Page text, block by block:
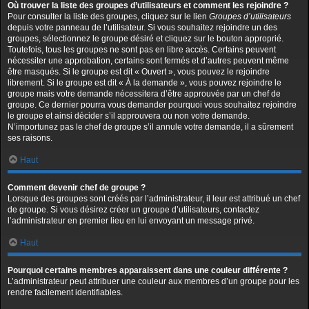
Où trouver la liste des groupes d’utilisateurs et comment les rejoindre ?
Pour consulter la liste des groupes, cliquez sur le lien Groupes d’utilisateurs
depuis votre panneau de l’utilisateur. Si vous souhaitez rejoindre un des
groupes, sélectionnez le groupe désiré et cliquez sur le bouton approprié.
Toutefois, tous les groupes ne sont pas en libre accès. Certains peuvent
nécessiter une approbation, certains sont fermés et d’autres peuvent même
être masqués. Si le groupe est dit « Ouvert », vous pouvez le rejoindre
librement. Si le groupe est dit « À la demande », vous pouvez rejoindre le
groupe mais votre demande nécessitera d’être approuvée par un chef de
groupe. Ce dernier pourra vous demander pourquoi vous souhaitez rejoindre
le groupe et ainsi décider s’il approuvera ou non votre demande.
N’importunez pas le chef de groupe s’il annule votre demande, il a sûrement
ses raisons.
Haut
Comment devenir chef de groupe ?
Lorsque des groupes sont créés par l’administrateur, il leur est attribué un chef
de groupe. Si vous désirez créer un groupe d’utilisateurs, contactez
l’administrateur en premier lieu en lui envoyant un message privé.
Haut
Pourquoi certains membres apparaissent dans une couleur différente ?
L’administrateur peut attribuer une couleur aux membres d’un groupe pour les
rendre facilement identifiables.